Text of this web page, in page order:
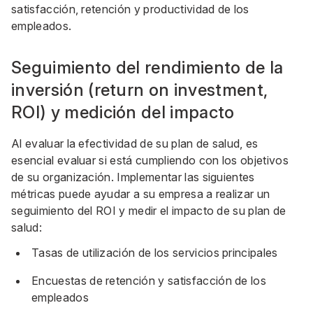
satisfacción, retención y productividad de los
empleados.
Seguimiento del rendimiento de la
inversión (return on investment,
ROI) y medición del impacto
Al evaluar la efectividad de su plan de salud, es
esencial evaluar si está cumpliendo con los objetivos
de su organización. Implementar las siguientes
métricas puede ayudar a su empresa a realizar un
seguimiento del ROI y medir el impacto de su plan de
salud:
Tasas de utilización de los servicios principales
Encuestas de retención y satisfacción de los
empleados